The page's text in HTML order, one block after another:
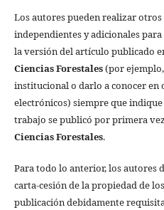
Los autores pueden realizar
independientes y adicionales
la versión del artículo publicado
Ciencias Forestales(por
institucional o darlo a conocer en
electrónicos) siempre que
trabajo se publicó por primera
Ciencias Forestales.
Para todo lo anterior, los autores
carta-cesión de la propiedad de
publicación debidamente